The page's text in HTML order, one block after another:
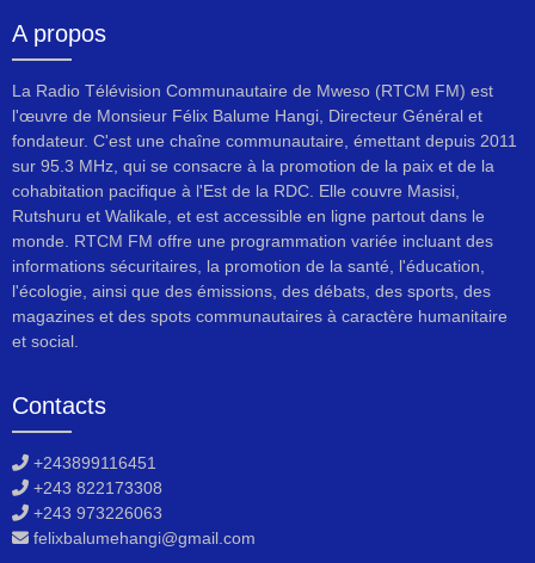
A propos
La Radio Télévision Communautaire de Mweso (RTCM FM) est
l'œuvre de Monsieur Félix Balume Hangi, Directeur Général et
fondateur. C'est une chaîne communautaire, émettant depuis 2011
sur 95.3 MHz, qui se consacre à la promotion de la paix et de la
cohabitation pacifique à l'Est de la RDC. Elle couvre Masisi,
Rutshuru et Walikale, et est accessible en ligne partout dans le
monde. RTCM FM offre une programmation variée incluant des
informations sécuritaires, la promotion de la santé, l'éducation,
l'écologie, ainsi que des émissions, des débats, des sports, des
magazines et des spots communautaires à caractère humanitaire
et social.
Contacts
+243899116451
+243 822173308
+243 973226063
felixbalumehangi@gmail.com